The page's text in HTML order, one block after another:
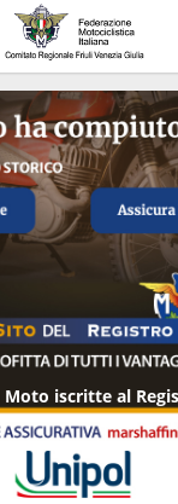
Moto iscritte al